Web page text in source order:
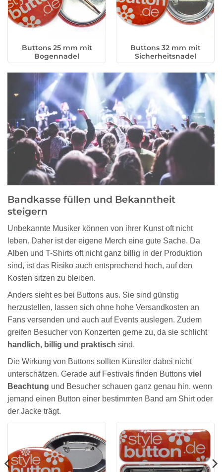
Buttons 25 mm mit
Bogennadel
Buttons 32 mm mit
Sicherheitsnadel
Bandkasse füllen und Bekanntheit
steigern
Unbekannte Musiker können von ihrer Kunst oft nicht
leben. Daher ist der eigene Merch eine gute Sache. Da
Alben und T-Shirts oft nicht ganz billig in der Produktion
sind, ist das Risiko auch entsprechend hoch, auf den
Kosten sitzen zu bleiben.
Anders sieht es bei Buttons aus. Sie sind günstig
herzustellen, lassen sich ohne hohe Versandkosten an
Fans versenden und auch auf Events auslegen. Zudem
greifen Besucher von Konzerten gerne zu, da sie schlicht
handlich, billig und praktisch sind.
Die Wirkung von Buttons sollten Künstler dabei nicht
unterschätzen. Gerade auf Festivals finden Buttons viel
Beachtung und Besucher schauen ganz genau hin, wenn
jemand einen Button einer bestimmten Band am Shirt oder
der Jacke trägt.